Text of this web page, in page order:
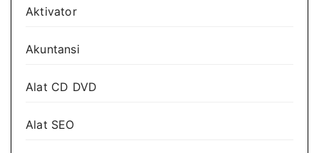
Aktivator
Akuntansi
Alat CD DVD
Alat SEO